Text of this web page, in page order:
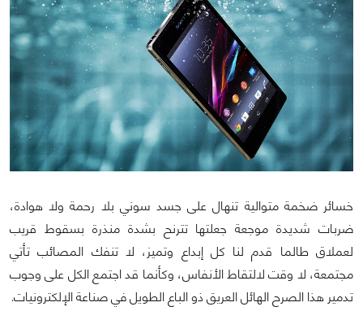
خسائر ضخمة متوالية تنهال على جسد سوني بلا رحمة ولا هوادة،
ضربات شديدة موجعة جعلتها تترنح بشدة منذرة بسقوط قريب
لعملاق طالما قدم لنا كل إبداع وتميز، لا تنفك المصائب تأتي
مجتمعة، لا وقت لالتقاط الأنفاس، وكأنما قد اجتمع الكل على وجوب
تدمير هذا الصرح الهائل العريق ذو الباع الطويل في صناعة الإلكترونيات.